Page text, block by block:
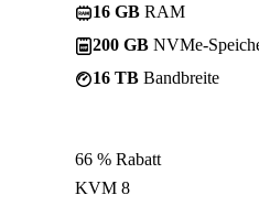
16 GB RAM
200 GB NVMe-
16 TB Bandbreite
66 % Rabatt
KVM 8